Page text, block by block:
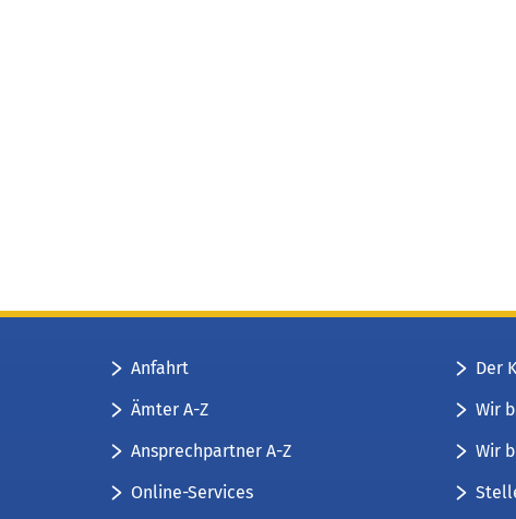
Anfahrt
Ämter A-Z
Ansprechpartner A-Z
Online-Services
Der
Wir
Wir